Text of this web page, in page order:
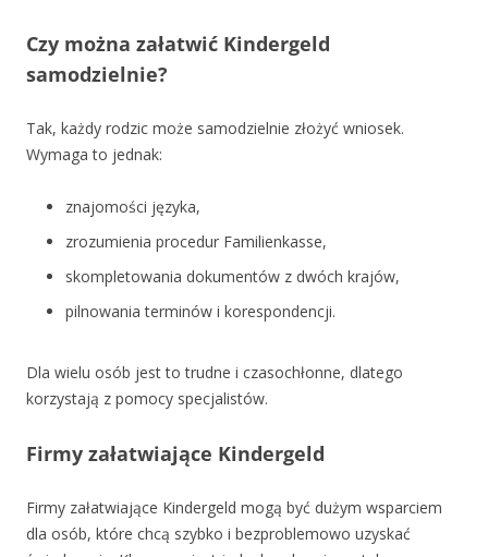
Czy można załatwić Kindergeld
samodzielnie?
Tak, każdy rodzic może samodzielnie złożyć wniosek.
Wymaga to jednak:
znajomości języka,
zrozumienia procedur Familienkasse,
skompletowania dokumentów z dwóch krajów,
pilnowania terminów i korespondencji.
Dla wielu osób jest to trudne i czasochłonne, dlatego
korzystają z pomocy specjalistów.
Firmy załatwiające Kindergeld
Firmy załatwiające Kindergeld mogą być dużym wsparciem
dla osób, które chcą szybko i bezproblemowo uzyskać